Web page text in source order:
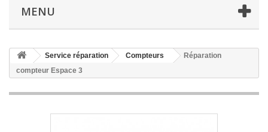
MENU
Service réparation Compteurs
Réparation
compteur Espace 3